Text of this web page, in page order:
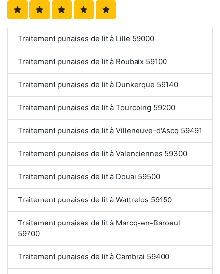
Traitement punaises de lit à Lille 59000
Traitement punaises de lit à Roubaix 59100
Traitement punaises de lit à Dunkerque 59140
Traitement punaises de lit à Tourcoing 59200
Traitement punaises de lit à Villeneuve-d'Ascq 59491
Traitement punaises de lit à Valenciennes 59300
Traitement punaises de lit à Douai 59500
Traitement punaises de lit à Wattrelos 59150
Traitement punaises de lit à Marcq-en-Baroeul
59700
Traitement punaises de lit à Cambrai 59400